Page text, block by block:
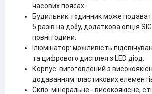
часових поясах.
Будильник: годинник може
5 разів на добу, додаткова опція
повні години.
Ілюмінатор: можливість
та цифрового дисплея з LED діод.
Корпус: виготовлений з
додаванням пластикових
Скло: мінеральне - високоякісне,